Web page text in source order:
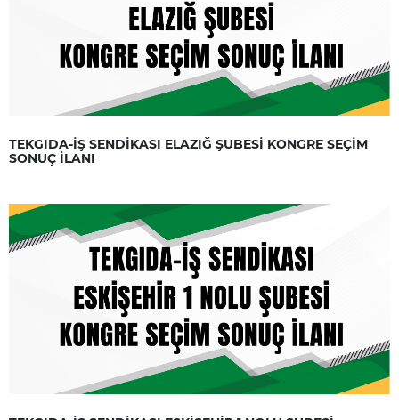
TEKGIDA-İŞ SENDİKASI ELAZIĞ ŞUBESİ KONGRE SEÇİM
SONUÇ İLANI